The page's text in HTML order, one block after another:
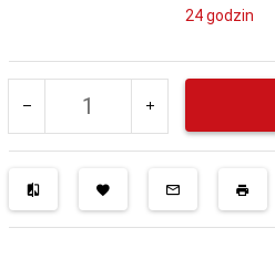
24 godzin